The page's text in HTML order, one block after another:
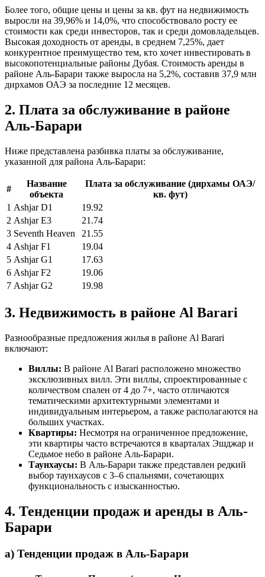
Более того, общие цены и цены за кв. фут на недвижимость
выросли на 39,96% и 14,0%, что способствовало росту ее
стоимости как среди инвесторов, так и среди домовладельцев.
Высокая доходность от аренды, в среднем 7,25%, дает
конкурентное преимущество тем, кто хочет инвестировать в
высокопотенциальные районы Дубая. Стоимость аренды в
районе Аль-Барари также выросла на 5,2%, составив 37,9 млн
дирхамов ОАЭ за последние 12 месяцев.
2. Плата за обслуживание в районе
Аль-Барари
Ниже представлена разбивка платы за обслуживание,
указанной для района Аль-Барари:
#
Название
объекта
Плата за обслуживание (дирхамы ОАЭ/
кв. фут)
1 Ashjar D1
19.92
2 Ashjar E3
21.74
3 Seventh Heaven
21.55
4 Ashjar F1
19.04
5 Ashjar G1
17.63
6 Ashjar F2
19.06
7 Ashjar G2 19.98
3. Недвижимость в районе Al Barari
Разнообразные предложения жилья в районе Al Barari
включают:
Виллы: В районе Al Barari расположено множество
эксклюзивных вилл. Эти виллы, спроектированные с
количеством спален от 4 до 7+, часто отличаются
тематическими архитектурными элементами и
индивидуальным интерьером, а также располагаются на
больших участках.
Квартиры: Несмотря на ограниченное предложение,
эти квартиры часто встречаются в кварталах Эшджар и
Седьмое небо в районе Аль-Барари.
Таунхаусы: В Аль-Барари также представлен редкий
выбор таунхаусов с 3–6 спальнями, сочетающих
функциональность с изысканностью.
4. Тенденции продаж и аренды в Аль-
Барари
a) Тенденции продаж в Аль-Барари